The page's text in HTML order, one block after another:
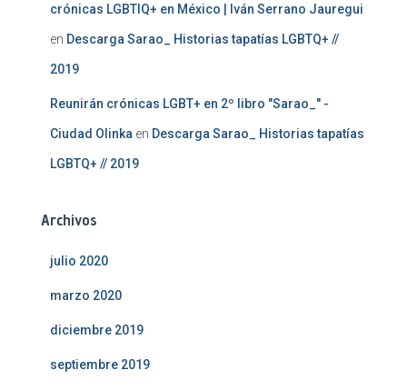
crónicas LGBTIQ+ en México | Iván Serrano Jauregui
en Descarga Sarao_ Historias tapatías LGBTQ+ //
2019
Reunirán crónicas LGBT+ en 2º libro "Sarao_" -
Ciudad Olinka en Descarga Sarao_ Historias tapatías
LGBTQ+ // 2019
Archivos
julio 2020
marzo 2020
diciembre 2019
septiembre 2019